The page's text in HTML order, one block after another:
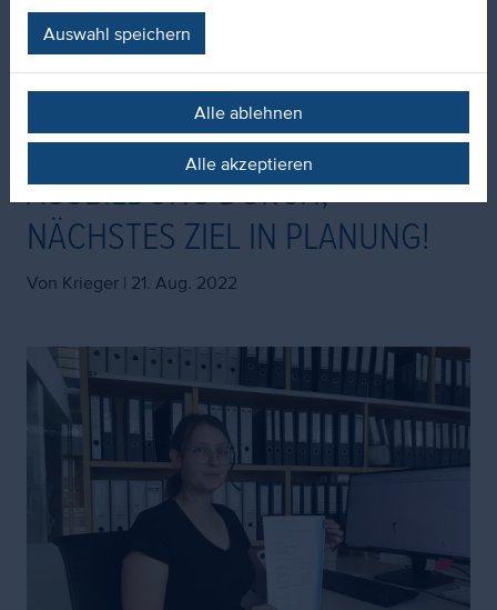
Partnern, Exkursionen, Projektarbeit und Büroevents.
Alltag oder Meilenstein.
AUSBILDUNG DURCH,
NÄCHSTES ZIEL IN PLANUNG!
Von Krieger | 21. Aug. 2022
Auswahl speichern
Alle ablehnen
Alle akzeptieren